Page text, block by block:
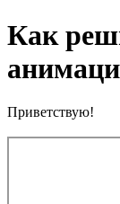
Как
Приветствую!